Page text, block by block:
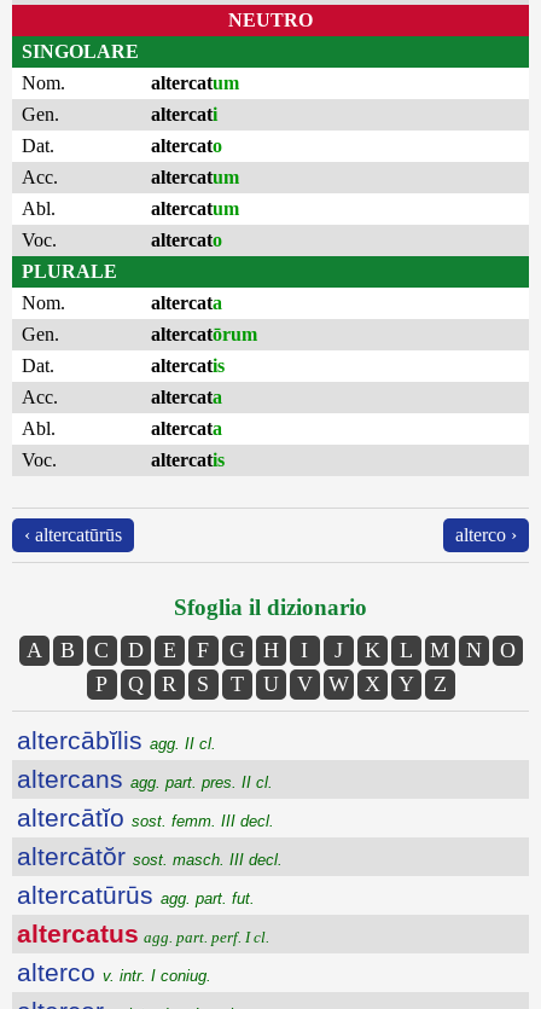
NEUTRO
SINGOLARE
Nom.
altercatum
Gen.
altercati
Dat.
altercato
Acc.
altercatum
Abl.
altercatum
Voc.
altercato
PLURALE
Nom.
altercata
Gen.
altercatōrum
Dat.
altercatis
Acc.
altercata
Abl.
altercata
Voc.
altercatis
‹ altercatūrūs alterco ›
Sfoglia il dizionario
A B C D E F G H I J K L M N
O
P
Q R S T U V W X Y Z
altercābĭlis agg. II cl.
altercans agg. part. pres. II cl.
altercātĭo sost. femm. III decl.
altercātŏr sost. masch. III decl.
altercatūrūs agg. part. fut.
altercatus agg. part. perf. I cl.
alterco v. intr. I coniug.